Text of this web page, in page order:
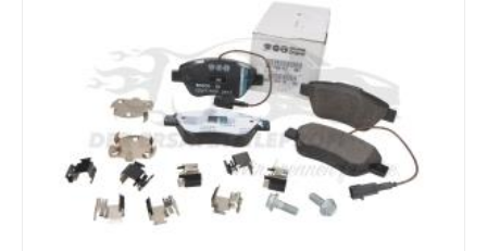
Mercedes Ersatzteile
Mini Ersatzteile
Mitsubishi Ersatzteile